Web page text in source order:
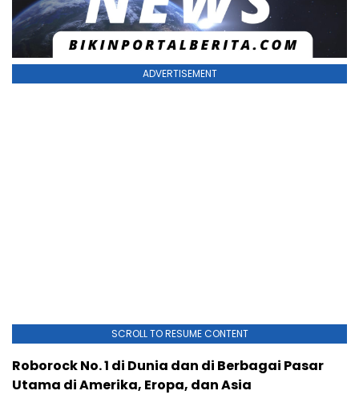
ADVERTISEMENT
SCROLL TO RESUME CONTENT
Roborock No. 1 di Dunia dan di Berbagai Pasar
Utama di Amerika, Eropa, dan Asia